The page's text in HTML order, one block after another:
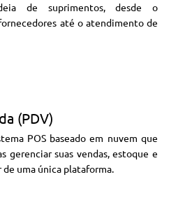
de suprimentos, desde o
até o atendimento de
(PDV)
POS baseado em nuvem que
gerenciar suas vendas, estoque e
uma única plataforma.